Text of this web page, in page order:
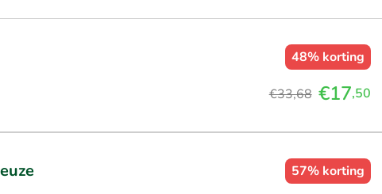
48% korting
€33,68 €17,50
57% korting